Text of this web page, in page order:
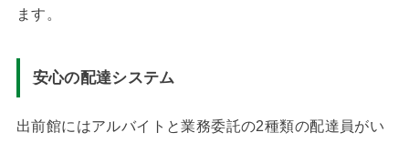
ます。
安心の配達システム
出前館にはアルバイトと業務委託の2種類の配達員がい